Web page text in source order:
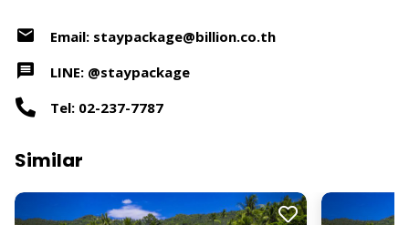
Email: staypackage@billion.co.th
LINE: @staypackage
Tel: 02-237-7787
Similar